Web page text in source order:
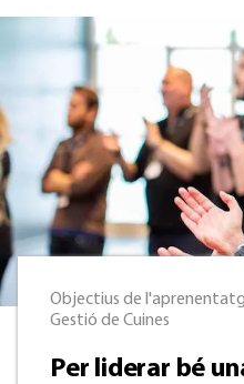
Objectius de
Gestió de Cuines
Per liderar bé